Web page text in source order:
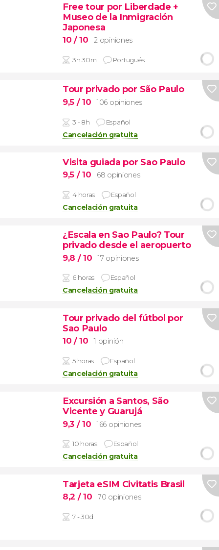
Free tour por Liberdade +
Museo de la Inmigración
Japonesa
10 / 10 2 opiniones
3h 30m Portugués
Tour privado por São Paulo
9,5 / 10 106 opiniones
3 - 8h Español
Cancelación gratuita
Visita guiada por Sao Paulo
9,5 / 10 68 opiniones
4 horas Español
Cancelación gratuita
¿Escala en Sao Paulo? Tour
privado desde el aeropuerto
9,8 / 10 17 opiniones
6 horas Español
Cancelación gratuita
Tour privado del fútbol por
Sao Paulo
10 / 10 1 opinión
5 horas Español
Cancelación gratuita
Excursión a Santos, São
Vicente y Guarujá
9,3 / 10 166 opiniones
10 horas Español
Cancelación gratuita
Tarjeta eSIM Civitatis Brasil
8,2 / 10 70 opiniones
7 - 30d